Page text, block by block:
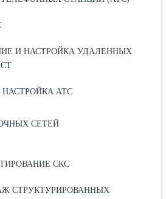
И НАСТРОЙКА УДАЛЕННЫХ
АТС
СЕТЕЙ
СКС
СТРУКТУРИРОВАННЫХ